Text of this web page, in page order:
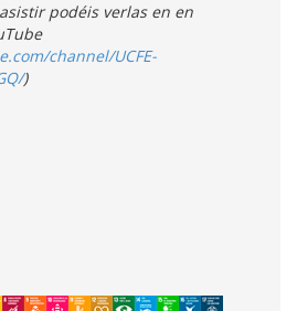
podéis verlas en en
channel/UCFE-
)